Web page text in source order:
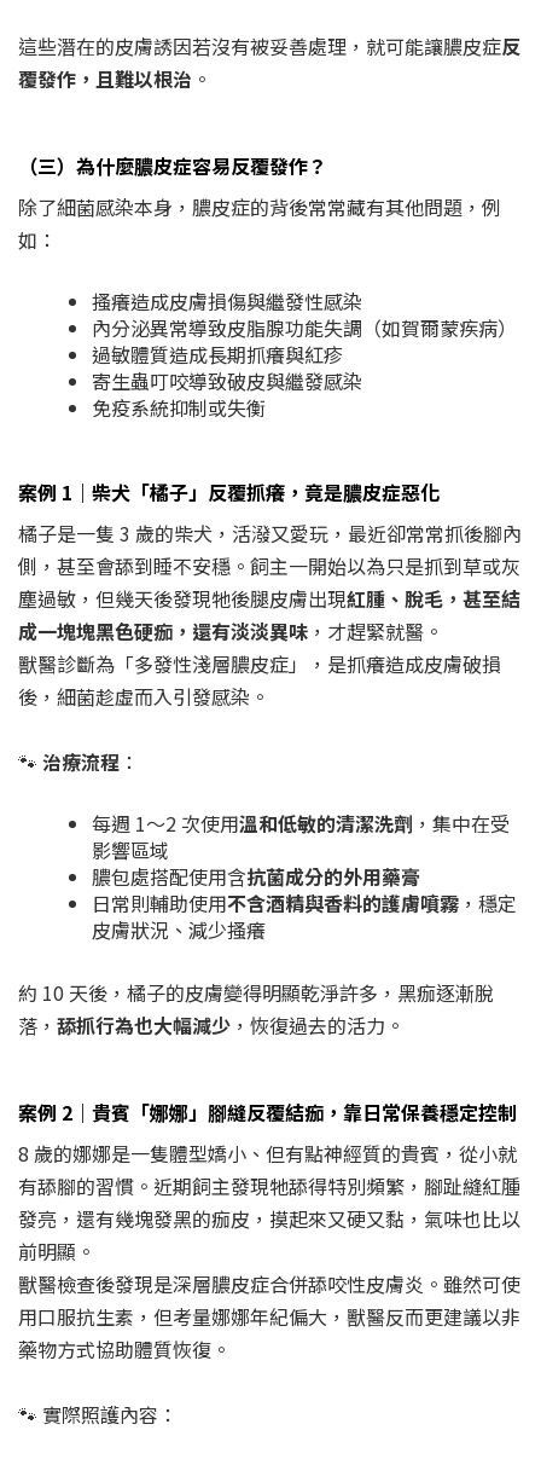
這些潛在的皮膚誘因若沒有被妥善處理，就可能讓膿皮症反
覆發作，且難以根治 。
（三）為什麼膿皮症容易反覆發作？
除了細菌感染本身，膿皮症的背後常常藏有其他問題，例
如：
搔癢造成皮膚損傷與繼發性感染
內分泌異常導致皮脂腺功能失調（如賀爾蒙疾病）
過敏體質造成長期抓癢與紅疹
寄生蟲叮咬導致破皮與繼發感染
免疫系統抑制或失衡
案例 1｜柴犬「橘子」反覆抓癢，竟是膿皮症惡化
橘子是一隻 3 歲的柴犬，活潑又愛玩，最近卻常常抓後腳內
側，甚至會舔到睡不安穩。飼主一開始以為只是抓到草或灰
塵過敏，但幾天後發現牠後腿皮膚出現紅腫、脫毛，甚至結
成一塊塊黑色硬痂，還有淡淡異味 ，才趕緊就醫。
獸醫診斷為「多發性淺層膿皮症」，是抓癢造成皮膚破損
後，細菌趁虛而入引發感染。
🐾 治療流程 ：
每週 1～2 次使用溫和低敏的清潔洗劑 ，集中在受
影響區域
膿包處搭配使用含抗菌成分的外用藥膏
日常則輔助使用不含酒精與香料的護膚噴霧 ，穩定
皮膚狀況、減少搔癢
約 10 天後，橘子的皮膚變得明顯乾淨許多，黑痂逐漸脫
落， 舔抓行為也大幅減少 ，恢復過去的活力。
案例 2｜貴賓「娜娜」腳縫反覆結痂，靠日常保養穩定控制
8 歲的娜娜是一隻體型嬌小、但有點神經質的貴賓，從小就
有舔腳的習慣。近期飼主發現牠舔得特別頻繁，腳趾縫紅腫
發亮，還有幾塊發黑的痂皮，摸起來又硬又黏，氣味也比以
前明顯。
獸醫檢查後發現是深層膿皮症合併舔咬性皮膚炎。雖然可使
用口服抗生素，但考量娜娜年紀偏大，獸醫反而更建議以非
藥物方式協助體質恢復。
🐾 實際照護內容：